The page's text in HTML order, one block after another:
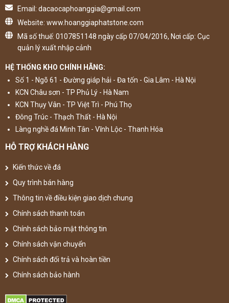
Email: dacaocaphoanggia@gmail.com
Website: www.hoanggiaphatstone.com
Mã số thuế: 0107851148 ngày cấp 07/04/2016, Nơi cấp: Cục
quản lý xuất nhập cảnh
HỆ THỐNG KHO CHÍNH HÃNG:
Số 1 - Ngõ 61 - Đường giáp hải - Đa tốn - Gia Lâm - Hà Nội
KCN Châu sơn - TP Phủ Lý - Hà Nam
KCN Thụy Vân - TP Việt Trì - Phú Thọ
Đông Trúc - Thạch Thất - Hà Nội
Làng nghề đá Minh Tân - Vĩnh Lộc - Thanh Hóa
HỖ TRỢ KHÁCH HÀNG
Kiến thức về đá
Quy trình bán hàng
Thông tin về điều kiện giao dịch chung
Chính sách thanh toán
Chính sách bảo mật thông tin
Chính sách vận chuyển
Chính sách đổi trả và hoàn tiền
Chính sách bảo hành